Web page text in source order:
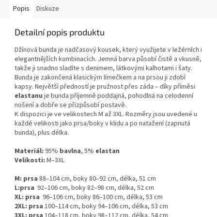
Popis Diskuze
Detailní popis produktu
Džínová bunda je nadčasový kousek, který využijete v ležérních i
elegantnějších kombinacích. Jemná barva působí čistě a vkusně,
takže ji snadno sladíte s denimem, látkovými kalhotami i šaty.
Bunda je zakončená klasickým límečkem a na prsou ji zdobí
kapsy. Největší předností je pružnost přes záda – díky příměsi
elastanu je bunda příjemně poddajná, pohodlná na celodenní
nošení a dobře se přizpůsobí postavě.
K dispozici je ve velikostech M až 3XL. Rozměry jsou uvedené u
každé velikosti jako prsa/boky v klidu a po natažení (zapnutá
bunda), plus délka.
Materiál: 95% bavlna, 5% elastan
Velikosti: M–3XL
M: prsa 88–104 cm, boky 80–92 cm, délka, 51 cm
L:prsa 92–106 cm, boky 82–98 cm, délka, 52 cm
XL: prsa 96–106 cm, boky 86–100 cm, délka, 53 cm
2XL: prsa 100–114 cm, boky 94–106 cm, délka, 53 cm